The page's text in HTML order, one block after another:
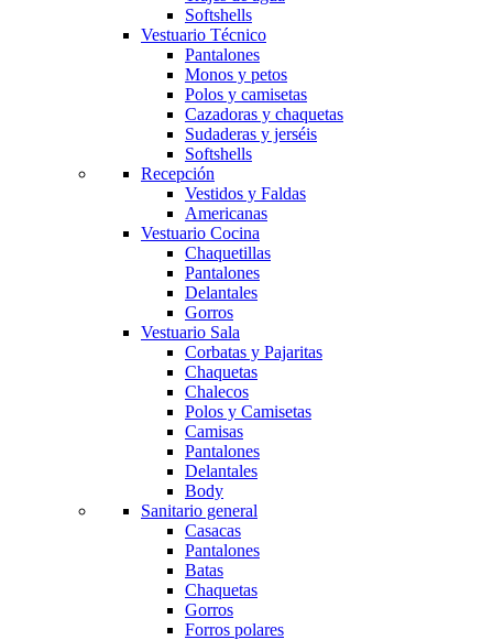
Softshells
Vestuario Técnico
Pantalones
Monos y petos
Polos y camisetas
Cazadoras y chaquetas
Sudaderas y jerséis
Softshells
Recepción
Vestidos y Faldas
Americanas
Vestuario Cocina
Chaquetillas
Pantalones
Delantales
Gorros
Vestuario Sala
Corbatas y Pajaritas
Chaquetas
Chalecos
Polos y Camisetas
Camisas
Pantalones
Delantales
Body
Sanitario general
Casacas
Pantalones
Batas
Chaquetas
Gorros
Forros polares
¡Hola! Soy OBRI, tu asistente virtual de Obrerol 🤖Estoy aquí para
ayudarte. Cuéntame qué necesitas… ¡y lo resolvemos juntos!